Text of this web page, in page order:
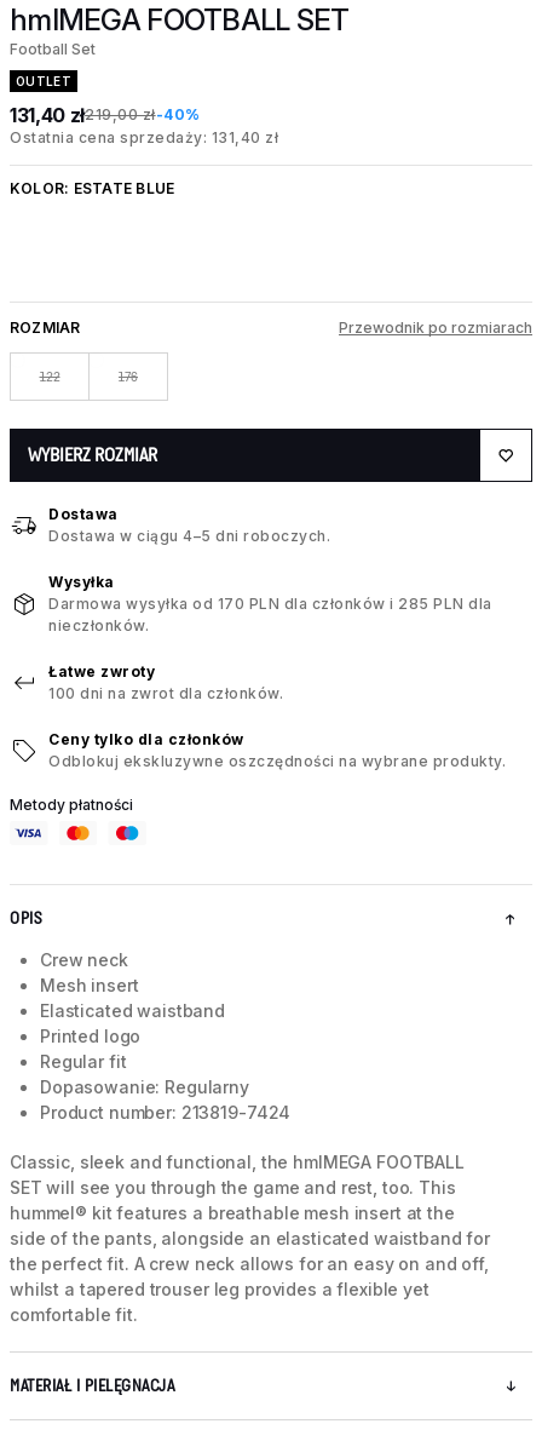
hmlMEGA FOOTBALL SET
Football Set
OUTLET
131,40 zł219,00 zł-40%
Ostatnia cena sprzedaży: 131,40 zł
KOLOR: ESTATE BLUE
ROZMIAR Przewodnik po rozmiarach
122 176
WYBIERZ ROZMIAR
Dostawa
Dostawa w ciągu 4–5 dni roboczych.
Wysyłka
Darmowa wysyłka od 170 PLN dla członków i 285 PLN dla
nieczłonków.
Łatwe zwroty
100 dni na zwrot dla członków.
Ceny tylko dla członków
Odblokuj ekskluzywne oszczędności na wybrane produkty.
Metody płatności
OPIS
Crew neck
Mesh insert
Elasticated waistband
Printed logo
Regular fit
Dopasowanie: Regularny
Product number: 213819-7424
Classic, sleek and functional, the hmlMEGA FOOTBALL
SET will see you through the game and rest, too. This
hummel® kit features a breathable mesh insert at the
side of the pants, alongside an elasticated waistband for
the perfect fit. A crew neck allows for an easy on and off,
whilst a tapered trouser leg provides a flexible yet
comfortable fit.
MATERIAŁ I PIELĘGNACJA